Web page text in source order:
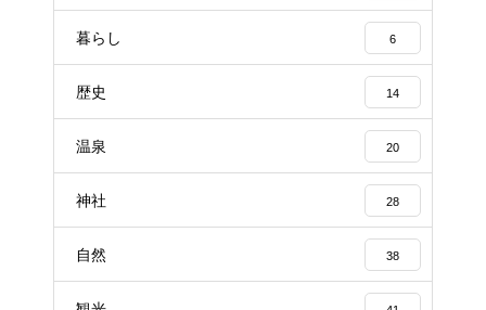
暮らし 6
歴史 14
温泉 20
神社 28
自然 38